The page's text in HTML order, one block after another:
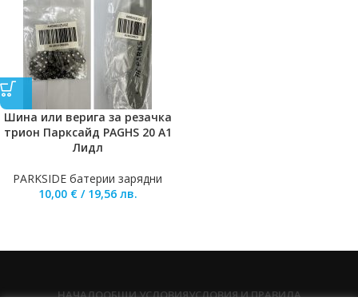
Шина или верига за резачка
трион Парксайд PAGHS 20 A1
Лидл
PARKSIDE батерии зарядни
10,00 € / 19,56 лв.
НАЧАЛООБЩИ УСЛОВИЯУСЛОВИЯ И ПРАВИЛА